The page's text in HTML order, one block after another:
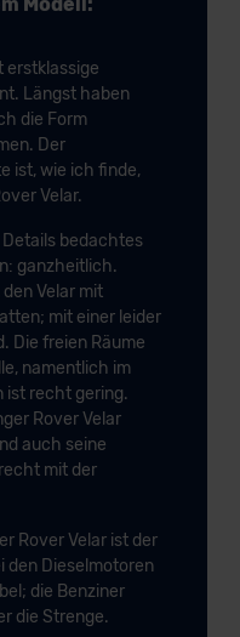
erstklassige
Längst haben
die Form
Der
ist, wie ich finde,
Velar.
bedachtes
ganzheitlich.
den Velar mit
mit einer leider
Die freien Räume
namentlich im
ist recht gering.
Rover Velar
auch seine
mit der
Rover Velar ist der
den Dieselmotoren
die Benziner
die Strenge.